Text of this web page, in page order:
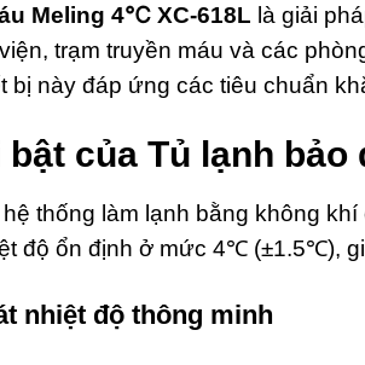
Meling 4℃ XC-618L là giải
trạm truyền máu và các
bị này đáp ứng các tiêu chuẩn
của Tủ lạnh bảo
thống làm lạnh bằng không
độ ổn định ở mức 4℃ (±1.5℃),
nhiệt độ thông minh